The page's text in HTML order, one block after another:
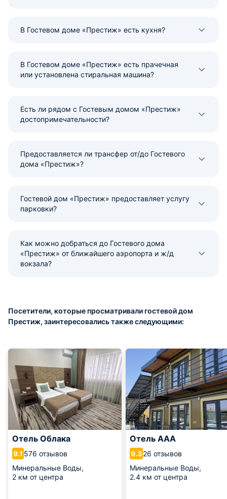
В Гостевом доме «Престиж» есть кухня?
В Гостевом доме «Престиж» есть прачечная
или установлена стиральная машина?
Есть ли рядом с Гостевым домом «Престиж»
достопримечательности?
Предоставляется ли трансфер от/до Гостевого
дома «Престиж»?
Гостевой дом «Престиж» предоставляет услугу
парковки?
Как можно добраться до Гостевого дома
«Престиж» от ближайшего аэропорта и ж/д
вокзала?
Посетители, которые просматривали гостевой дом
Престиж, заинтересовались также следующими:
Отель Облака
9.1 576 отзывов
Минеральные Воды,
2 км от центра
Отель ААА
9.326 отзывов
Минеральные Воды,
2.4 км от центра